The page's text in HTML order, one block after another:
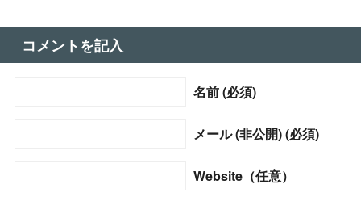
コメントを記入
名前 (必須)
メール (非公開) (必須)
Website（任意）